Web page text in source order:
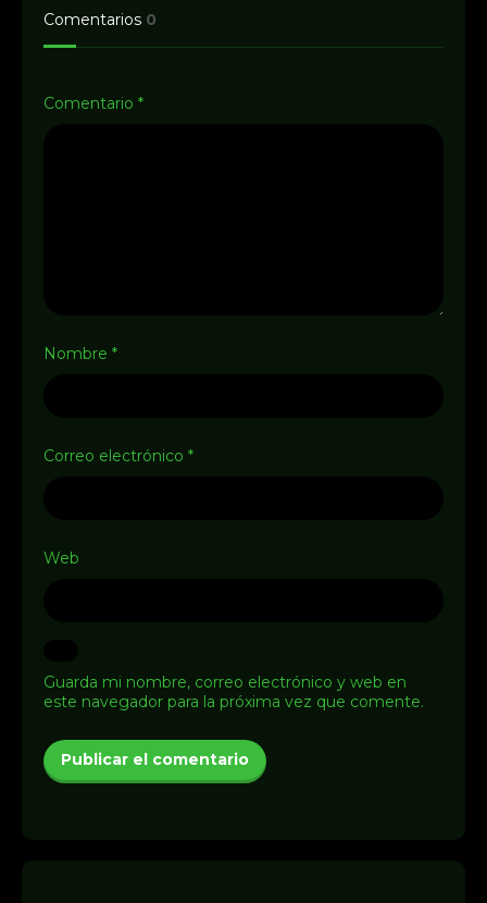
Comentarios 0
Comentario *
Nombre *
Correo electrónico *
Web
Guarda mi nombre, correo electrónico y web en
este navegador para la próxima vez que comente.